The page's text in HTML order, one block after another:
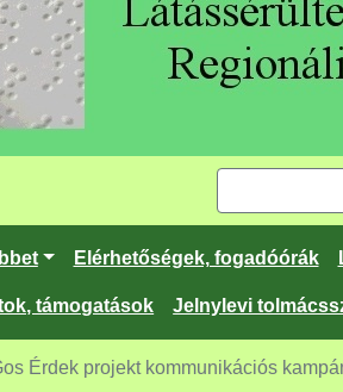
Elérhetőségek, fogadóórák
támogatások Jelnylevi
Érdek projekt kommunikációs